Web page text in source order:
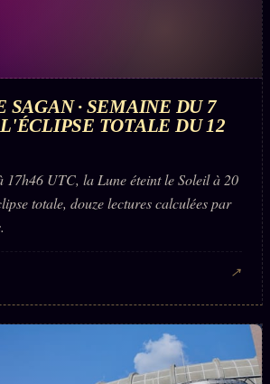
+18
SAGAN · SEMAINE DU 7
L'ÉCLIPSE TOTALE DU 12
17h46 UTC, la Lune éteint le Soleil à 20
totale, douze lectures calculées par
↗